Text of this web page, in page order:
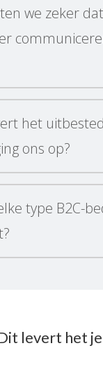
we zeker
het
ons op?
type B2C-
levert het